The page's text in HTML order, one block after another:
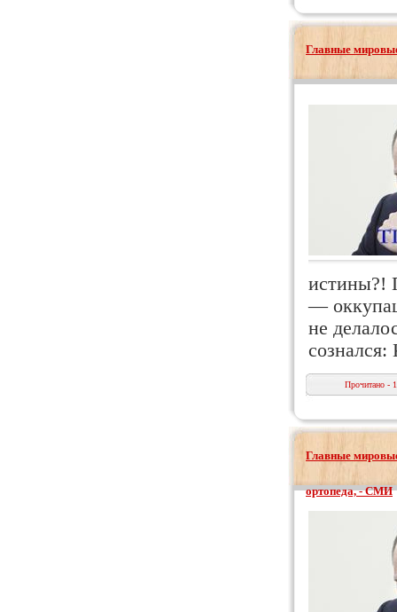
Главные
истины?!
—
не
Прочитано -
Главные
ортопеда, - СМИ